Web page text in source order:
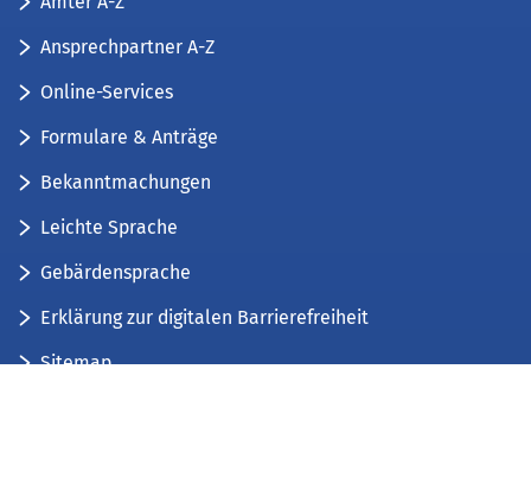
Ansprechpartner A-Z
Online-Services
Formulare & Anträge
Bekanntmachungen
Leichte Sprache
Gebärdensprache
Erklärung zur digitalen Barrierefreiheit
Sitemap